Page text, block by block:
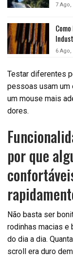
7 Ago,
6 Ago,
Testar diferentes
pessoas usam um
um mouse mais
dores.
por que
Não basta ser
rodinhas macias
do dia a dia.
scroll era duro